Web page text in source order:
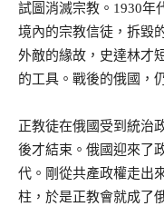
試圖消滅宗教。1930年
境內的宗教信徒，拆毀
外敵的緣故，史達林才
的工具。戰後的俄國，
正教徒在俄國受到統治
後才結束。俄國迎來了
代。剛從共產政權走出
柱，於是正教會就成了